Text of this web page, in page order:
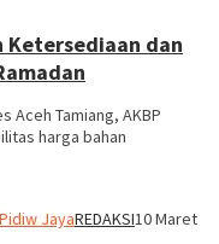
Ketersediaan dan
Aceh Tamiang, AKBP
harga bahan
Pidiw JayaREDAKSI10 Maret